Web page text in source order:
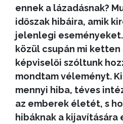
ennek a lázadásnak?
időszak hibáira, amik
jelenlegi
közül csupán mi ketten
képviselői szóltunk
mondtam véleményt.
mennyi hiba, téves
az emberek életét, s
hibáknak a kijavítására